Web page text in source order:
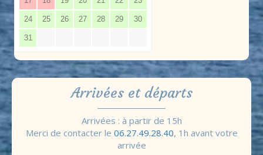
24 25 26 27 28 29 30
31
Arrivées et départs
Arrivées : à partir de 15h
Merci de contacter le 06.27.49.28.40, 1h avant votre
arrivée